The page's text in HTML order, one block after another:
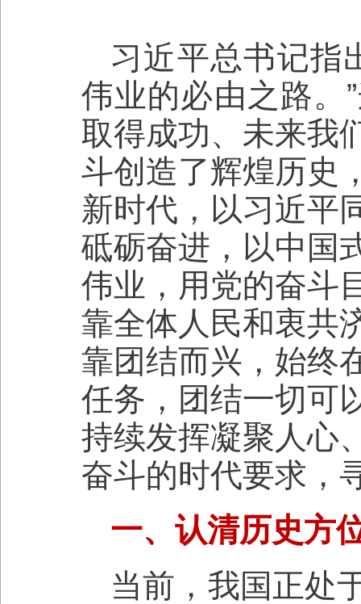
习近平总书记指
伟业的必由之路。
取得成功、未来我
斗创造了辉煌历史
新时代，以习近平
砥砺奋进，以中国
伟业，用党的奋斗
靠全体人民和衷共
靠团结而兴，始终
任务，团结一切可
持续发挥凝聚人心
奋斗的时代要求，
一、认清历史方
当前，我国正处